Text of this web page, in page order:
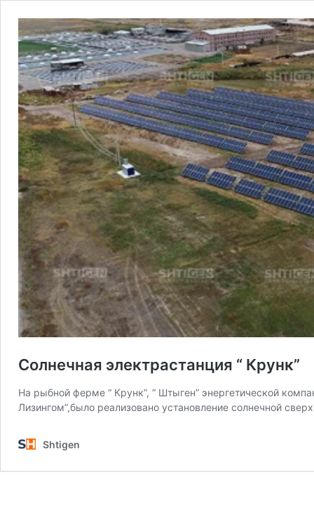
Солнечная электрастанция “ Крунк”
На рыбной ферме “ Крунк”, “ Штыген” энергетической
Лизингом”,было реализовано установление солнечной
Shtigen